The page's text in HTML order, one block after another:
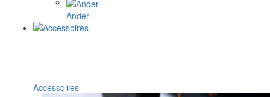
Ander
Accessoires